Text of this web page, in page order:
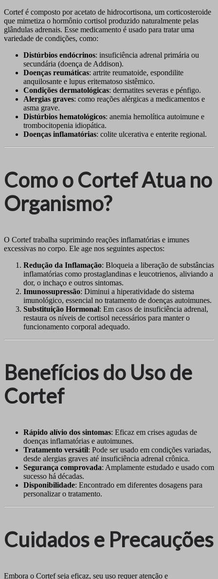
Cortef é composto por acetato de hidrocortisona, um corticosteroide
que mimetiza o hormônio cortisol produzido naturalmente pelas
glândulas adrenais. Esse medicamento é usado para tratar uma
variedade de condições, como:
Distúrbios endócrinos: insuficiência adrenal primária ou
secundária (doença de Addison).
Doenças reumáticas: artrite reumatoide, espondilite
anquilosante e lupus eritematoso sistêmico.
Condições dermatológicas: dermatites severas e pénfigo.
Alergias graves: como reações alérgicas a medicamentos e
asma grave.
Distúrbios hematológicos: anemia hemolítica autoimune e
trombocitopenia idiopática.
Doenças inflamatórias: colite ulcerativa e enterite regional.
Como o Cortef Atua no
Organismo?
O Cortef trabalha suprimindo reações inflamatórias e imunes
excessivas no corpo. Ele age nos seguintes aspectos:
Redução da Inflamação: Bloqueia a liberação de substâncias
inflamatórias como prostaglandinas e leucotrienos, aliviando a
dor, o inchaço e outros sintomas.
Imunossupressão: Diminui a hiperatividade do sistema
imunológico, essencial no tratamento de doenças autoimunes.
Substituição Hormonal: Em casos de insuficiência adrenal,
restaura os níveis de cortisol necessários para manter o
funcionamento corporal adequado.
Benefícios do Uso de
Cortef
Rápido alívio dos sintomas: Eficaz em crises agudas de
doenças inflamatórias e autoimunes.
Tratamento versátil: Pode ser usado em condições variadas,
desde alergias graves até insuficiência adrenal crônica.
Segurança comprovada: Amplamente estudado e usado com
sucesso há décadas.
Disponibilidade: Encontrado em diferentes dosagens para
personalizar o tratamento.
Cuidados e Precauções
Embora o Cortef seja eficaz, seu uso requer atenção e